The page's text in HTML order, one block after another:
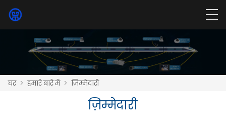
घर > हमारे बारे में > ज़िम्मेदारी
ज़िम्मेदारी